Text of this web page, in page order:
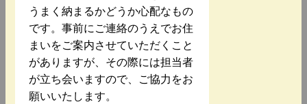
うまく納まるかどうか心配なもの
です。事前にご連絡のうえでお住
まいをご案内させていただくこと
がありますが、その際には担当者
が立ち会いますので、ご協力をお
願いいたします。